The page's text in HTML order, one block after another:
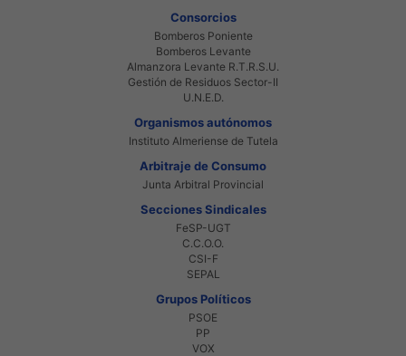
Consorcios
Bomberos Poniente
Bomberos Levante
Almanzora Levante R.T.R.S.U.
Gestión de Residuos Sector-II
U.N.E.D.
Organismos autónomos
Instituto Almeriense de Tutela
Arbitraje de Consumo
Junta Arbitral Provincial
Secciones Sindicales
FeSP-UGT
C.C.O.O.
CSI-F
SEPAL
Grupos Políticos
PSOE
PP
VOX